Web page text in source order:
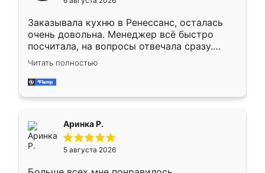
мебели буду заказывать только здесь.
Заказывала кухню в Ренессанс, осталась
очень довольна. Менеджер всё быстро
посчитала, на вопросы отвечала сразу.
Замерщик приехал в субботу, подошёл к
делу со всей ответственностью. Собрали
за день, ребята работали аккуратно, даже
Читать полностью
Аринка Р.
5 августа 2026